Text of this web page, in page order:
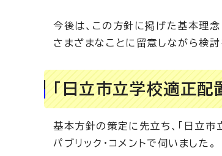
今後は、この方針に掲げた基本理
さまざまなことに留意しながら検討
「日立市立学校適正配
基本方針の策定に先立ち、「日立市
パブリック・コメントで伺いました。